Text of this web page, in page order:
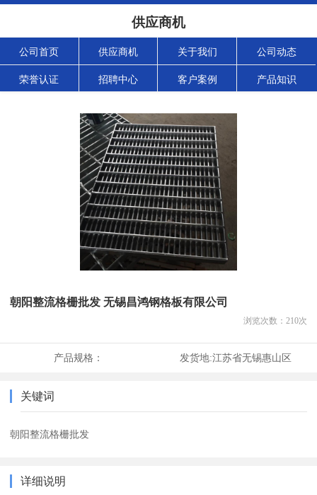
供应商机
公司首页 供应商机 关于我们 公司动态
荣誉认证 招聘中心 客户案例 产品知识
朝阳整流格栅批发 无锡昌鸿钢格板有限公司
浏览次数： 210次
产品规格： 发货地:江苏省无锡惠山区
关键词
朝阳整流格栅批发
详细说明